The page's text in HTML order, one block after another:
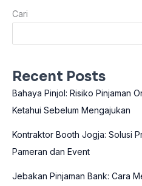
Cari
Recent Posts
Bahaya Pinjol: Risiko Pinjaman
Ketahui Sebelum Mengajukan
Kontraktor Booth Jogja: Solusi
Pameran dan Event
Jebakan Pinjaman Bank: Cara